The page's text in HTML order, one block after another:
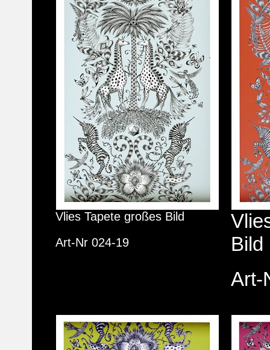
Vlies Tapete großes Bild
Art-Nr 024-19
Bild
Art-